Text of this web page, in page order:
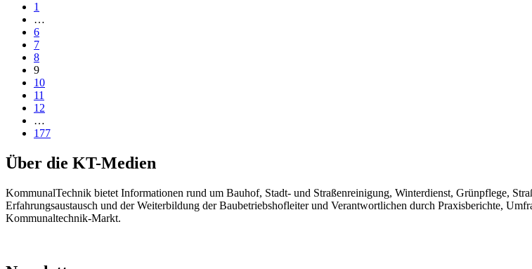
1
…
6
7
8
9
10
11
12
…
177
Über die KT-Medien
KommunalTechnik bietet Informationen rund um Bauhof, Stadt- und Straßenreinigung, Winterdienst, Grünpflege,
Erfahrungsaustausch und der Weiterbildung der Baubetriebshofleiter und Verantwortlichen durch Praxisberichte,
Kommunaltechnik-Markt.